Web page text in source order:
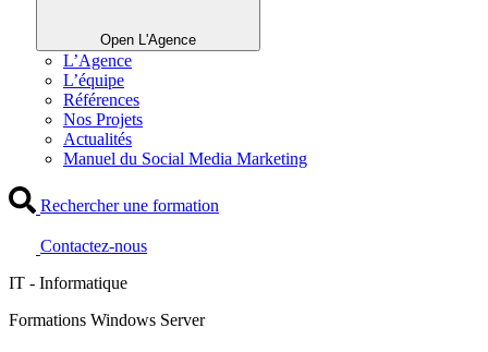
Open L'Agence
L’Agence
L’équipe
Références
Nos Projets
Actualités
Manuel du Social Media Marketing
Rechercher une formation
Contactez-nous
IT - Informatique
Formations Windows Server